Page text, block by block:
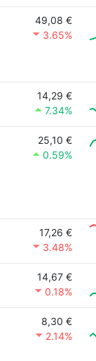
49,08 €
3.65%
14,29 €
7.34%
25,10 €
0.59%
17,26 €
3.48%
14,67 €
0.18%
8,30 €
2.14%